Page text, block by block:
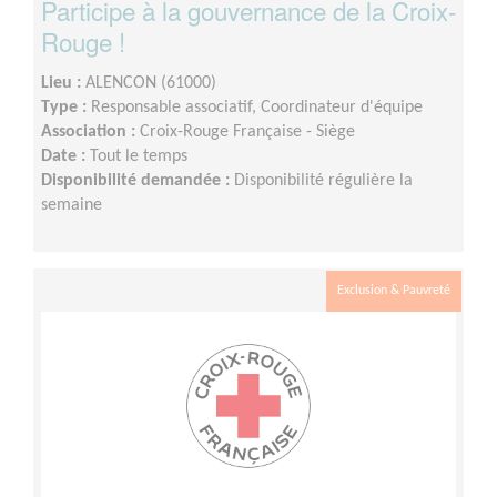
Participe à la gouvernance de la Croix-
Rouge !
Lieu : ALENCON (61000)
Type : Responsable associatif, Coordinateur d'équipe
Association : Croix-Rouge Française - Siège
Date : Tout le temps
Disponibilité demandée : Disponibilité régulière la
semaine
Exclusion & Pauvreté